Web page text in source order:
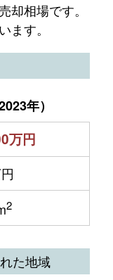
却相場です。
ます。
年）
万円
2
た地域